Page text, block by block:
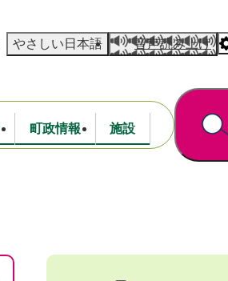
やさしい日本語 音声読み上げ
町政情報 施設